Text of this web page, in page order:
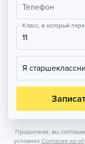
Телефон
Класс, в который
11
Я
Продолжая, вы
условиях Согласия на